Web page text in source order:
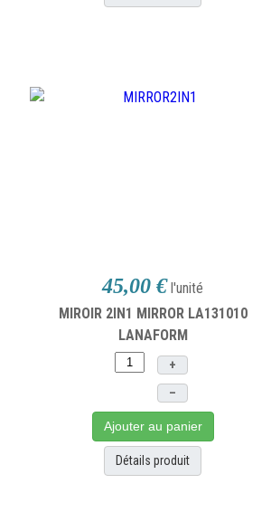
45,00 € l'unité
MIROIR 2IN1 MIRROR LA131010
LANAFORM
+
–
Ajouter au panier
Détails produit